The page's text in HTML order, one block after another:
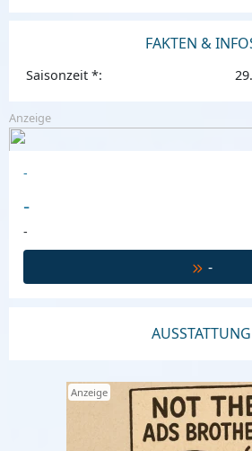
FAKTEN &
Saisonzeit *:
Anzeige
-
-
-
-
AUSSTATTUNG
Anzeige